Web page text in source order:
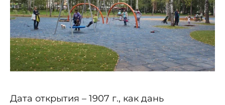
Дата открытия – 1907 г., как дань